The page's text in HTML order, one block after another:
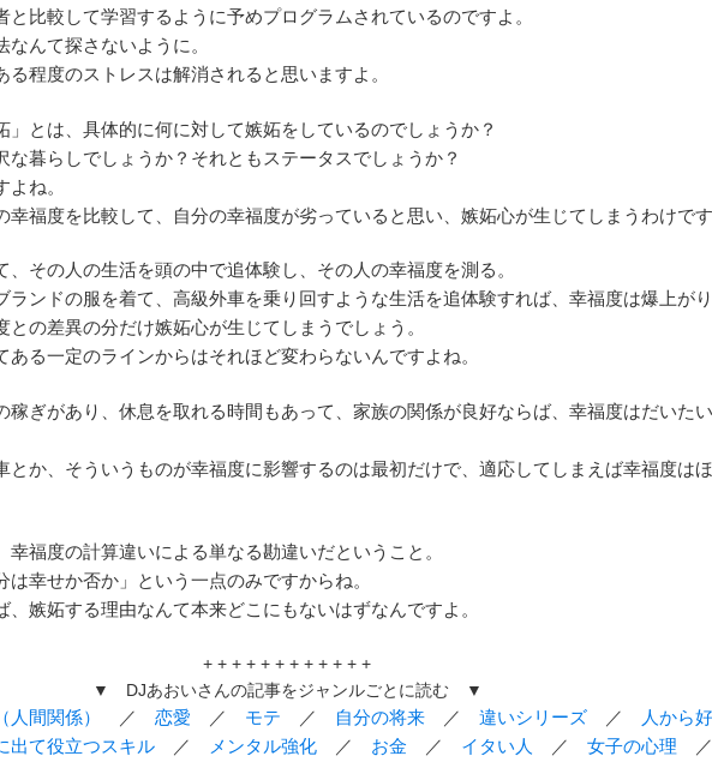
と比較して学習するように予めプログラムされているのですよ。
んて探さないように。
る程度のストレスは解消されると思いますよ。
」とは、具体的に何に対して嫉妬をしているのでしょうか？
な暮らしでしょうか？それともステータスでしょうか？
ね。
幸福度を比較して、自分の幸福度が劣っていると思い、嫉妬心が生じてしまうわけです
、その人の生活を頭の中で追体験し、その人の幸福度を測る。
ランドの服を着て、高級外車を乗り回すような生活を追体験すれば、幸福度は爆上が
との差異の分だけ嫉妬心が生じてしまうでしょう。
ある一定のラインからはそれほど変わらないんですよね。
稼ぎがあり、休息を取れる時間もあって、家族の関係が良好ならば、幸福度はだいた
とか、そういうものが幸福度に影響するのは最初だけで、適応してしまえば幸福度は
幸福度の計算違いによる単なる勘違いだということ。
は幸せか否か」という一点のみですからね。
、嫉妬する理由なんて本来どこにもないはずなんですよ。
+ + + + + + + + + + + +
▼ DJあおいさんの記事をジャンルごとに読む ▼
間関係） ／ 恋愛 ／ モテ ／ 自分の将来 ／ 違いシリーズ ／
人から
出て役立つスキル ／ メンタル強化 ／ お金 ／ イタい人 ／ 女子の心理